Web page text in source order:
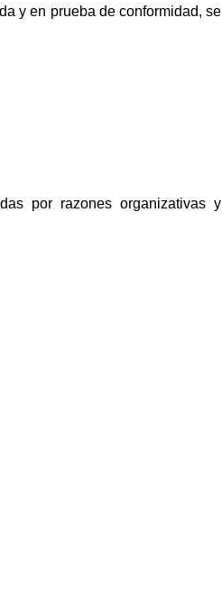
y en prueba de conformidad, se
por razones organizativas y